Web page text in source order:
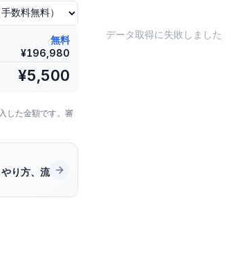
無料
¥196,980
¥5,500
した金額です。審
り方、流
データ取得に失敗しました